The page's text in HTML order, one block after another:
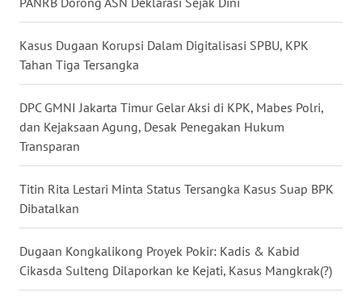
Kasus Dugaan Korupsi Dalam Digitalisasi SPBU, KPK
Tahan Tiga Tersangka
DPC GMNI Jakarta Timur Gelar Aksi di KPK, Mabes Polri,
dan Kejaksaan Agung, Desak Penegakan Hukum
Transparan
Titin Rita Lestari Minta Status Tersangka Kasus Suap BPK
Dibatalkan
Dugaan Kongkalikong Proyek Pokir: Kadis & Kabid
Cikasda Sulteng Dilaporkan ke Kejati, Kasus Mangkrak(?)
WN
JATIM
BALI
WN
KALBAR